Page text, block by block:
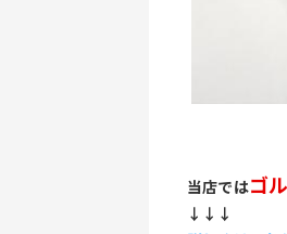
当店ではゴ
↓↓↓